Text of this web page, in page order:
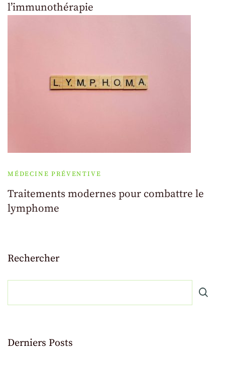
l’immunothérapie
MÉDECINE PRÉVENTIVE
Traitements modernes pour combattre le
lymphome
Rechercher
Derniers Posts